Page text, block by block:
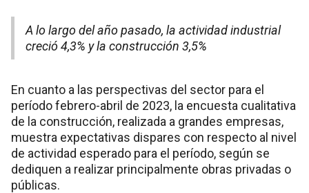
A lo largo del año pasado, la actividad industrial
creció 4,3% y la construcción 3,5%
En cuanto a las perspectivas del sector para el
período febrero-abril de 2023, la encuesta cualitativa
de la construcción, realizada a grandes empresas,
muestra expectativas dispares con respecto al nivel
de actividad esperado para el período, según se
dediquen a realizar principalmente obras privadas o
públicas.